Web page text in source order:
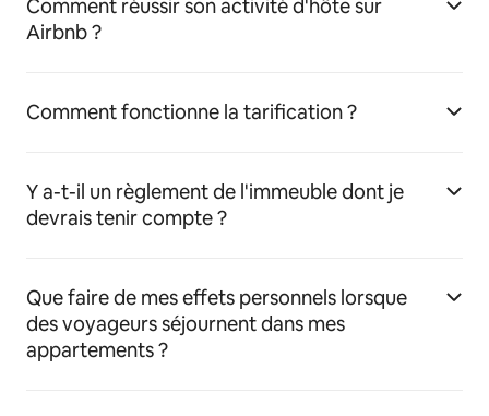
Comment réussir son activité d'hôte sur
Airbnb ?
Comment fonctionne la tarification ?
Y a-t-il un règlement de l'immeuble dont je
devrais tenir compte ?
Que faire de mes effets personnels lorsque
des voyageurs séjournent dans mes
appartements ?